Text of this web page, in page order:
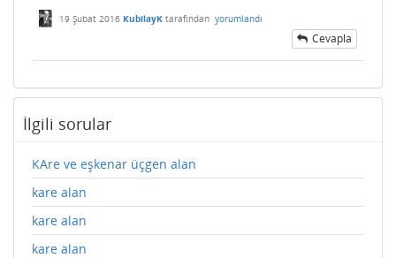
19 Şubat 2016 KubilayK tarafından yorumlandı
Cevapla
İlgili sorular
KAre ve eşkenar üçgen alan
kare alan
kare alan
kare alan